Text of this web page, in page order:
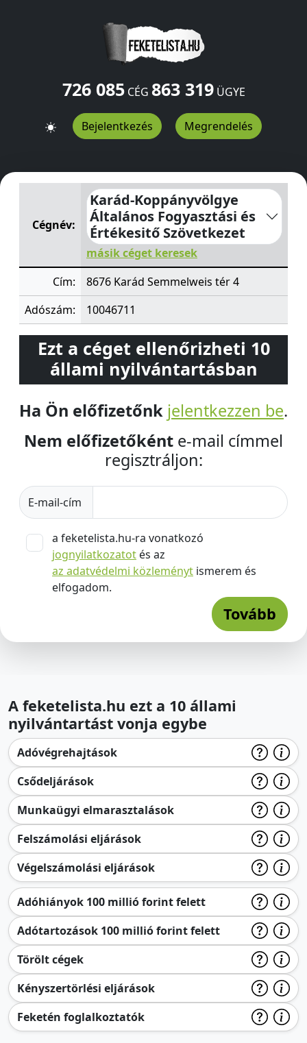
726 085CÉG 863 319ÜGYE
Bejelentkezés Megrendelés
Karád-Koppányvölgye Általános Fogyasztási és
Cégnév:
Karád-Koppányvölgye
Általános Fogyasztási és
Értékesitő Szövetkezet
másik céget keresek
Cím:
8676 Karád Semmelweis tér 4
Adószám:
10046711
Ezt a céget ellenőrizheti 10
állami nyilvántartásban
Ha Ön előfizetőnk jelentkezzen be.
Nem előfizetőként e-mail címmel
regisztráljon:
E-mail-cím
a feketelista.hu-ra vonatkozó
jognyilatkozatot és az
az adatvédelmi közleményt ismerem és
elfogadom.
Tovább
A feketelista.hu ezt a 10 állami
nyilvántartást vonja egybe
Adóvégrehajtások
Csődeljárások
Munkaügyi elmarasztalások
Felszámolási eljárások
Végelszámolási eljárások
Adóhiányok 100 millió forint felett
Adótartozások 100 millió forint felett
Törölt cégek
Kényszertörlési eljárások
Feketén foglalkoztatók